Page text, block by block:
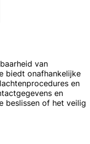
van
biedt onafhankelijke
en
en
beslissen of het veilig